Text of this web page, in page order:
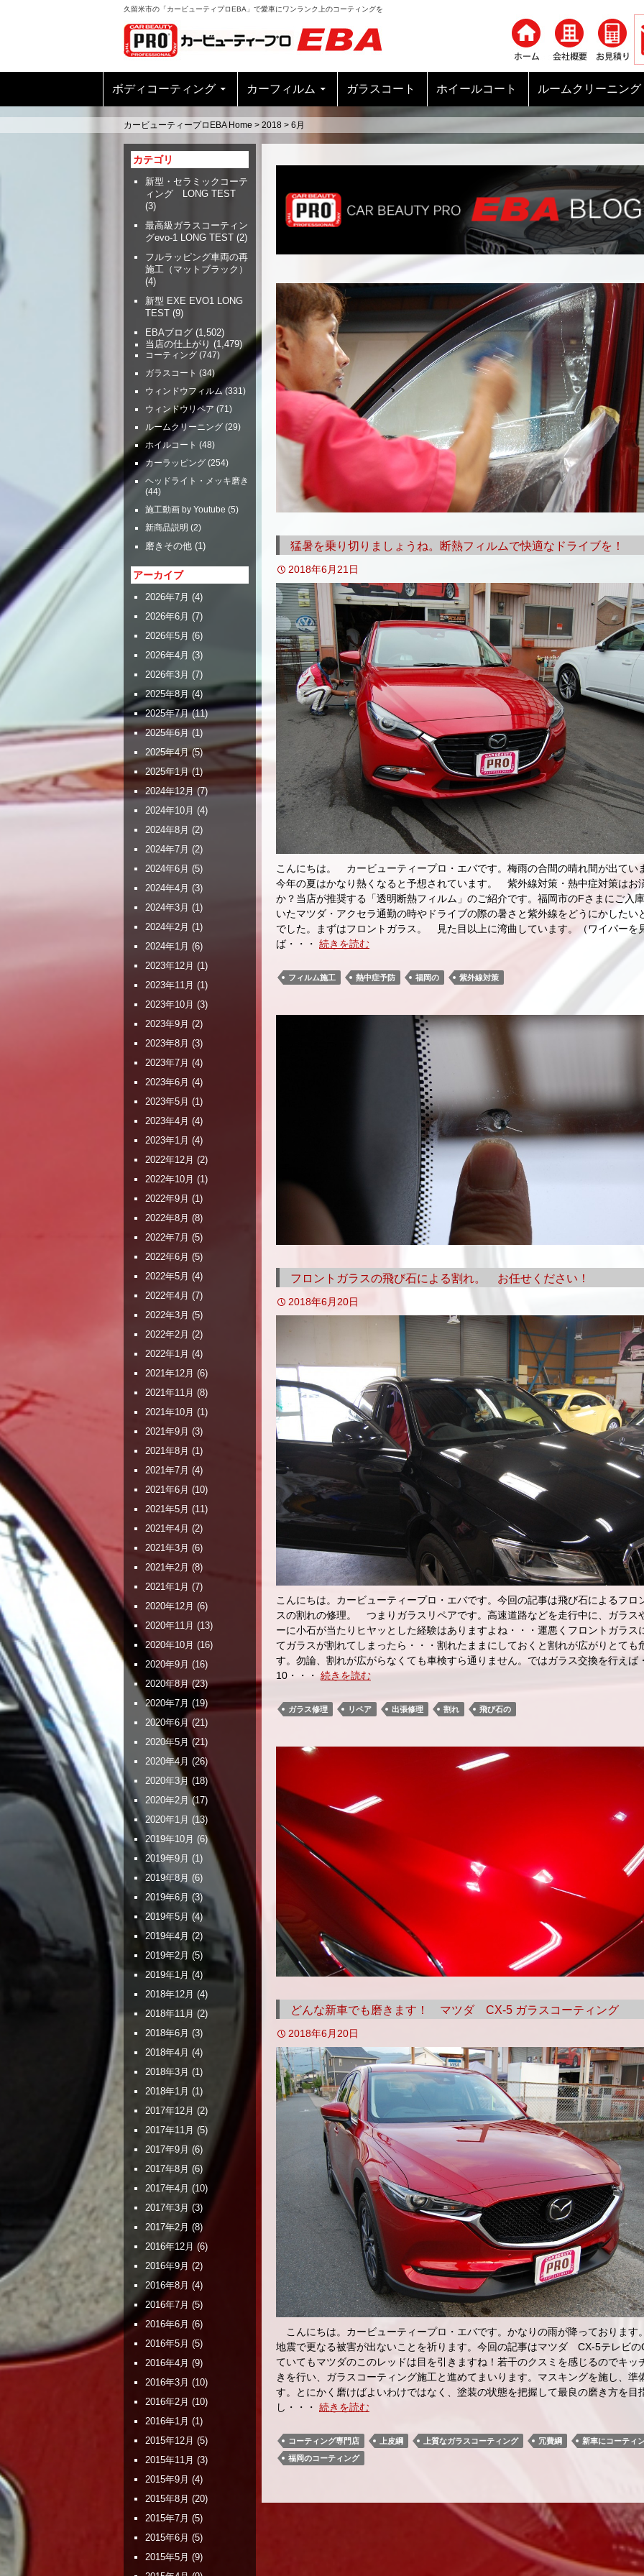
久留米市の「カービューティプロEBA」で愛車にワンランク上のコーティングを
ボディコーティング カーフィルム ガラスコート ホイールコート ルームクリーニング
カービューティープロEBA Home > 2018 > 6月
猛暑を乗り切りましょうね。断熱フィルムで快適なドライブを！
2018年6月21日
こんにちは。 カービューティープロ・エバです。梅雨の合間の晴れ間が出てい
今年の夏はかなり熱くなると予想されています。 紫外線対策・熱中症対策はお
か？当店が推奨する「透明断熱フィルム」のご紹介です。福岡市のFさまにご入
いたマツダ・アクセラ通勤の時やドライブの際の暑さと紫外線をどうにかしたい
でした。まずはフロントガラス。 見た目以上に湾曲しています。（ワイパーを
ば・・・ 続きを読む
フィルム施工 熱中症予防 福岡の 紫外線対策
フロントガラスの飛び石による割れ。 お任せください！
2018年6月20日
こんにちは。カービューティープロ・エバです。今回の記事は飛び石によるフロ
スの割れの修理。 つまりガラスリペアです。高速道路などを走行中に、ガラス
ーに小石が当たりヒヤッとした経験はありますよね・・・運悪くフロントガラス
てガラスが割れてしまったら・・・割れたままにしておくと割れが広がりとても
す。勿論、割れが広がらなくても車検すら通りません。ではガラス交換を行えば
10・・・ 続きを読む
ガラス修理 リペア 出張修理 割れ 飛び石の
どんな新車でも磨きます！ マツダ CX-5 ガラスコーティング
2018年6月20日
こんにちは。カービューティープロ・エバです。かなりの雨が降っております
地震で更なる被害が出ないことを祈ります。今回の記事はマツダ CX-5テレビの
ていてもマツダのこのレッドは目を引きますね！若干のクスミを感じるのでキッ
きを行い、ガラスコーティング施工と進めてまいります。マスキングを施し、準
す。とにかく磨けばよいわけではなく、塗装の状態を把握して最良の磨き方を目
し・・・ 続きを読む
コーティング専門店 上皮綱 上質なガラスコーティング 冗費綱
新車にコーティ
福岡のコーティング
カテゴリ
新型・セラミックコーテ
ィング LONG TEST
(3)
最高級ガラスコーティン
グevo-1 LONG TEST (2)
フルラッピング車両の再
施工（マットブラック）
(4)
新型 EXE EVO1 LONG
TEST (9)
EBAブログ (1,502)
当店の仕上がり (1,479)
コーティング (747)
ガラスコート (34)
ウィンドウフィルム(331)
ウィンドウリペア (71)
ルームクリーニング (29)
ホイルコート (48)
カーラッピング (254)
ヘッドライト・メッキ磨き
(44)
施工動画 by Youtube (5)
新商品説明 (2)
磨きその他 (1)
アーカイブ
2026年7月 (4)
2026年6月 (7)
2026年5月 (6)
2026年4月 (3)
2026年3月 (7)
2025年8月 (4)
2025年7月(11)
2025年6月(1)
2025年4月(5)
2025年1月(1)
2024年12月 (7)
2024年10月 (4)
2024年8月 (2)
2024年7月 (2)
2024年6月 (5)
2024年4月 (3)
2024年3月 (1)
2024年2月 (1)
2024年1月 (6)
2023年12月 (1)
2023年11月 (1)
2023年10月 (3)
2023年9月 (2)
2023年8月 (3)
2023年7月 (4)
2023年6月 (4)
2023年5月 (1)
2023年4月 (4)
2023年1月 (4)
2022年12月 (2)
2022年10月 (1)
2022年9月 (1)
2022年8月 (8)
2022年7月 (5)
2022年6月 (5)
2022年5月 (4)
2022年4月 (7)
2022年3月 (5)
2022年2月 (2)
2022年1月 (4)
2021年12月 (6)
2021年11月 (8)
2021年10月 (1)
2021年9月 (3)
2021年8月 (1)
2021年7月 (4)
2021年6月 (10)
2021年5月 (11)
2021年4月 (2)
2021年3月 (6)
2021年2月 (8)
2021年1月 (7)
2020年12月 (6)
2020年11月 (13)
2020年10月 (16)
2020年9月 (16)
2020年8月(23)
2020年7月 (19)
2020年6月(21)
2020年5月 (21)
2020年4月 (26)
2020年3月 (18)
2020年2月 (17)
2020年1月 (13)
2019年10月 (6)
2019年9月 (1)
2019年8月 (6)
2019年6月 (3)
2019年5月 (4)
2019年4月 (2)
2019年2月 (5)
2019年1月 (4)
2018年12月 (4)
2018年11月 (2)
2018年6月 (3)
2018年4月 (4)
2018年3月 (1)
2018年1月 (1)
2017年12月 (2)
2017年11月 (5)
2017年9月 (6)
2017年8月 (6)
2017年4月 (10)
2017年3月 (3)
2017年2月 (8)
2016年12月 (6)
2016年9月 (2)
2016年8月 (4)
2016年7月 (5)
2016年6月 (6)
2016年5月 (5)
2016年4月 (9)
2016年3月 (10)
2016年2月 (10)
2016年1月 (1)
2015年12月 (5)
2015年11月 (3)
2015年9月 (4)
2015年8月 (20)
2015年7月 (5)
2015年6月 (5)
2015年5月 (9)